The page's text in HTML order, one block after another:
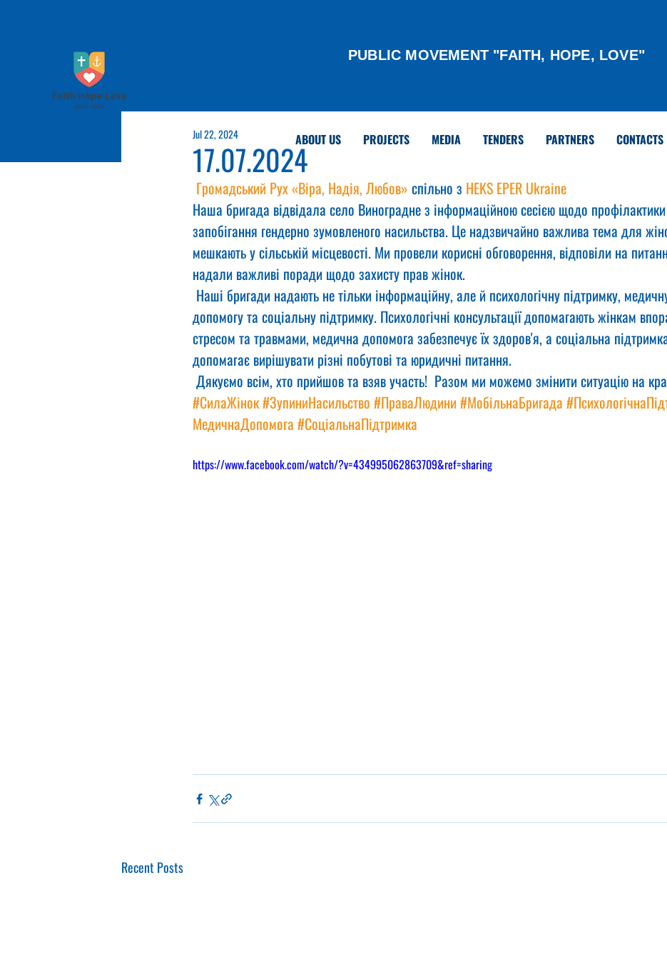
PUBLIC MOVEMENT "FAITH, HOPE, LOVE"
ABOUT US PROJECTS MEDIA TENDERS PARTNERS CONTACTS
17.07.2024
Jul 22, 2024
Громадський Рух «Віра, Надія, Любов» спільно з HEKS EPER Ukraine
Наша бригада відвідала село Виноградне з інформаційною сесією щодо
запобігання гендерно зумовленого насильства. Це надзвичайно важлива тема для
мешкають у сільській місцевості. Ми провели корисні обговорення, відповіли на
надали важливі поради щодо захисту прав жінок.
Наші бригади надають не тільки інформаційну, але й психологічну підтримку,
допомогу та соціальну підтримку. Психологічні консультації допомагають жінкам
стресом та травмами, медична допомога забезпечує їх здоров'я, а соціальна
допомагає вирішувати різні побутові та юридичні питання.
Дякуємо всім, хто прийшов та взяв участь!  Разом ми можемо змінити ситуацію на
#СилаЖінок#ЗупиниНасильство #ПраваЛюдини #МобільнаБригада
МедичнаДопомога #СоціальнаПідтримка
https://www.facebook.com/watch/?v=434995062863709&ref=sharing
Recent Posts